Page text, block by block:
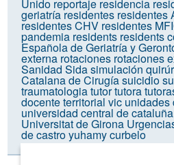
Unido reportaje residencia
geriatríaresidentes residentes
residentes CHV residentes
pandemia residents residents
Española de Geriatría y
externa rotaciones rotaciones
Sanidad Sidasimulación
Catalana de Cirugíasuicidio
traumatologiatutortutora
docente territorial vic unidades
universidad central de cataluña
Universitat de Girona
de castroyuhamy curbelo